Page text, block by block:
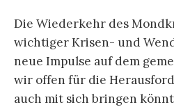
Die Wiederkehr des
wichtiger Krisen- und
neue Impulse auf dem
wir offen für die
auch mit sich bringen